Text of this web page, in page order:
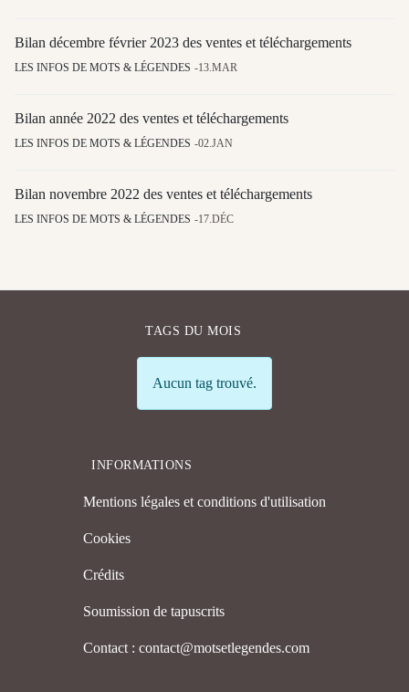
Bilan décembre février 2023 des ventes et téléchargements
LES INFOS DE MOTS & LÉGENDES 13.MAR
Bilan année 2022 des ventes et téléchargements
LES INFOS DE MOTS & LÉGENDES 02.JAN
Bilan novembre 2022 des ventes et téléchargements
LES INFOS DE MOTS & LÉGENDES 17.DÉC
TAGS DU MOIS
Info
Aucun tag trouvé.
INFORMATIONS
Mentions légales et conditions d'utilisation
Cookies
Crédits
Soumission de tapuscrits
Contact : contact@motsetlegendes.com